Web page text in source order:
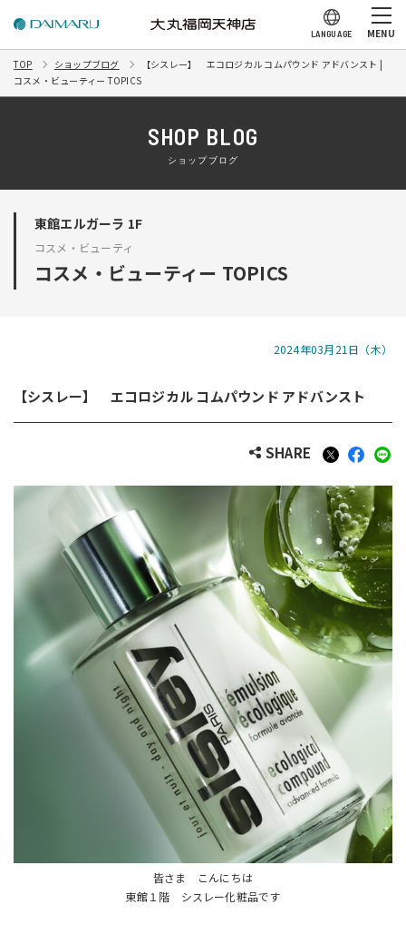
LANGUAGE MENU
TOP ショップブログ
【シスレー】 エコロジカル コムパウンド アドバンスト |
コスメ・ビューティー TOPICS
SHOP BLOG
ショップブログ
東館エルガーラ 1F
コスメ・ビューティ
コスメ・ビューティー TOPICS
2024年03月21日（木）
【シスレー】 エコロジカル コムパウンド アドバンスト
SHARE
皆さま こんにちは
東館１階 シスレー化粧品です